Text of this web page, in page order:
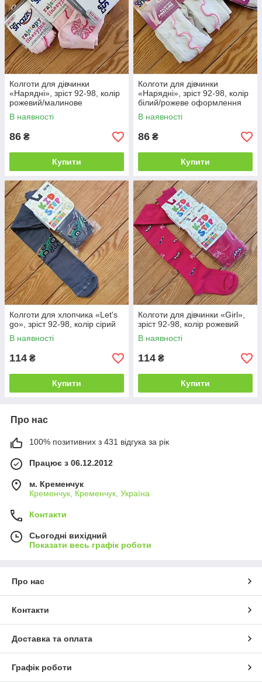
Колготи для дівчинки
«Нарядні», зріст 92-98, колір
рожевий/малинове
оформлення
В наявності
86 ₴
Купити
Колготи для дівчинки
«Нарядні», зріст 92-98, колір
білий/рожеве оформлення
В наявності
86 ₴
Купити
Колготи для хлопчика «Let's
go», зріст 92-98, колір сірий
В наявності
114 ₴
Купити
Колготи для дівчинки «Girl»,
зріст 92-98, колір рожевий
В наявності
114 ₴
Купити
Про нас
100% позитивних з 431 відгука за рік
Працює з 06.12.2012
м. Кременчук
Кременчук, Кременчук, Україна
Контакти
Сьогодні вихідний
Показати весь графік роботи
Про нас
Контакти
Доставка та оплата
Графік роботи